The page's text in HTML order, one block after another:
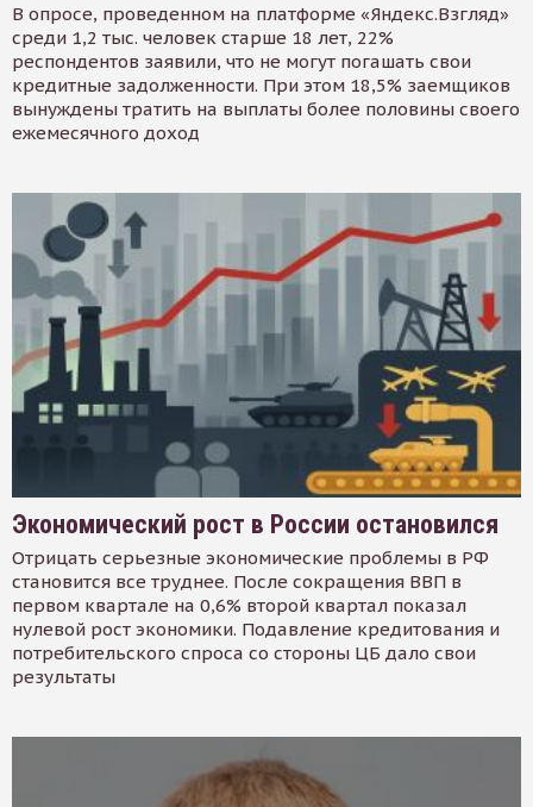
В опросе, проведенном на платформе «Яндекс.Взгляд»
среди 1,2 тыс. человек старше 18 лет, 22%
респондентов заявили, что не могут погашать свои
кредитные задолженности. При этом 18,5% заемщиков
вынуждены тратить на выплаты более половины своего
ежемесячного доход
Экономический рост в России остановился
Отрицать серьезные экономические проблемы в РФ
становится все труднее. После сокращения ВВП в
первом квартале на 0,6% второй квартал показал
нулевой рост экономики. Подавление кредитования и
потребительского спроса со стороны ЦБ дало свои
результаты